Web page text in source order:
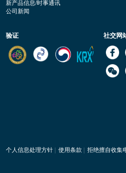
新产品信息/时事通讯
公司新闻
验证 社交网
个人信息处理方针| 使用条款 | 拒绝擅自收集